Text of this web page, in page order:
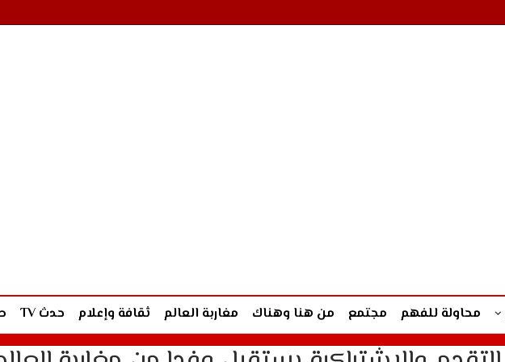
محاولة للفهم مجتمع من هنا وهناك مغاربة العالم ثقافة وإعلام حدث TV